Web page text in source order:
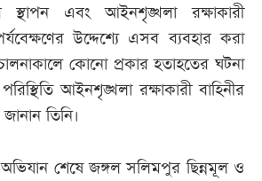
স্থাপন এবং আইনশৃঙ্খলা রক্ষাকারী
উদ্দেশ্যে এসব ব্যবহার করা
কোনো প্রকার হতাহতের ঘটনা
আইনশৃঙ্খলা রক্ষাকারী বাহিনীর
তিনি।
শেষে জঙ্গল সলিমপুর ছিন্নমূল ও